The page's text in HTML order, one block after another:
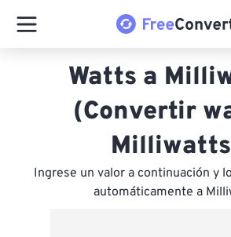
Watts a
(Convertir
Ingrese un valor a continuación y
automáticamente a